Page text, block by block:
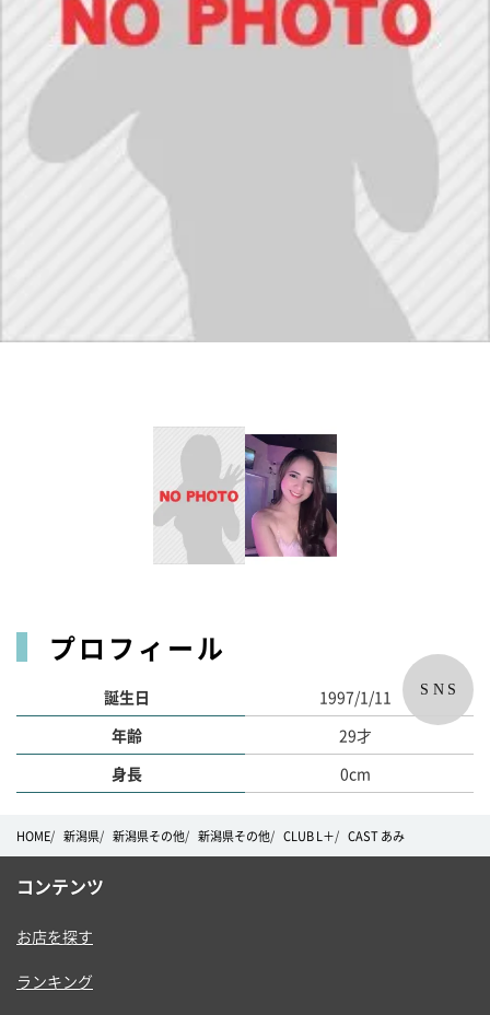
プロフィール
誕生日
1997/1/11
年齢
29才
身長
0cm
SNS
HOME 新潟県 新潟県その他 新潟県その他 CLUB L＋ CAST あみ
コンテンツ
お店を探す
ランキング